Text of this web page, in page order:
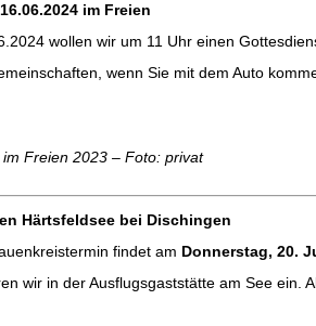
im Freien
wollen wir um 11 Uhr einen
wenn Sie mit dem Auto
Freien 2023 – Foto: privat
Härtsfeldsee bei Dischingen
findet am Donnerstag, 20.
wir in der Ausflugsgaststätte am See ein.